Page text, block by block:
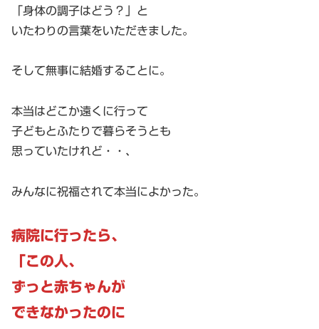
「身体の調子はどう？」と
いたわりの言葉をいただきました。
そして無事に結婚することに。
本当はどこか遠くに行って
子どもとふたりで暮らそうとも
思っていたけれど・・、
みんなに祝福されて本当によかった。
病院に行ったら、
「この人、
ずっと赤ちゃんが
できなかったのに